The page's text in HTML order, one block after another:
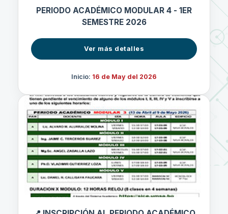
PERIODO ACADÉMICO MODULAR 4 - 1ER
SEMESTRE 2026
Ver más detalles
Inicio: 16 de May del 2026